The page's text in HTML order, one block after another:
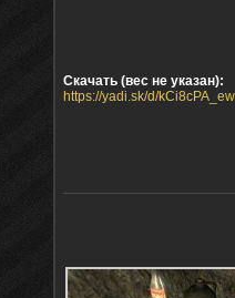
Скачать (вес не указан):
https://yadi.sk/d/